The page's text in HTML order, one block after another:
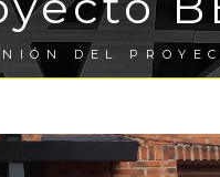
DEL